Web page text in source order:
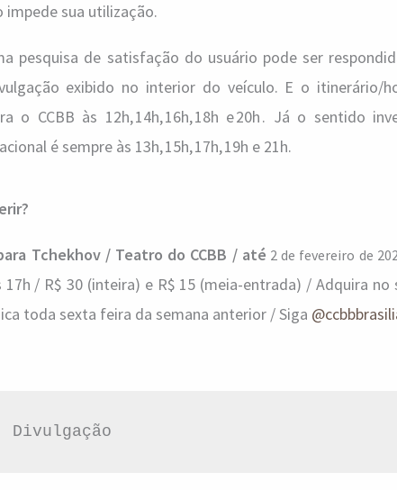
impede sua utilização.
pesquisa de satisfação do usuário pode ser
exibido no interior do veículo. E o itinerário/
o CCBB às 12h, 14h, 16h, 18h e 20h . Já o sentido
é sempre às 13h, 15h, 17h, 19h e 21h.
Tchekhov / Teatro do CCBB / até 2 de fevereiro de
17h / R$ 30 (inteira) e R$ 15 (meia-entrada) / Adquira
toda sexta feira da semana anterior / Siga
Divulgação